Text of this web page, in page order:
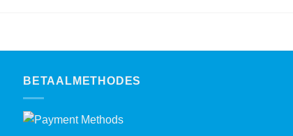
BETAALMETHODES